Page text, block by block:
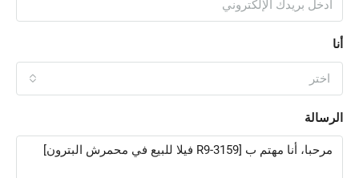
أنا
اختر
الرسالة